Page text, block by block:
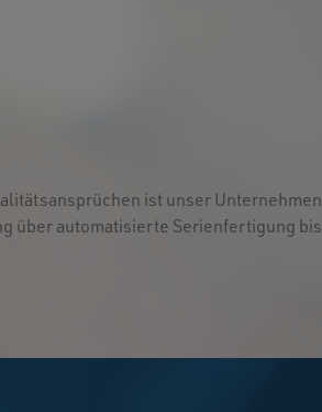
ist unser Unternehmen
über automatisierte Serienfertigung bis